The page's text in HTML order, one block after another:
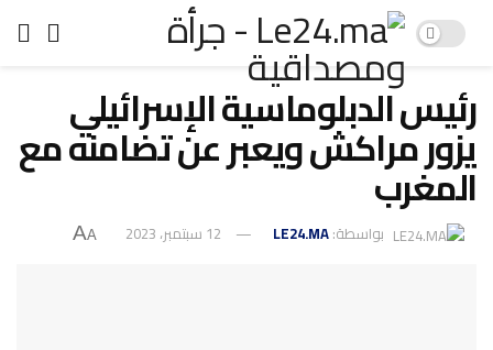
رئيس الدبلوماسية الإسرائيلي
يزور مراكش ويعبر عن تضامنه مع
المغرب
بواسطة:LE24.MA 12 سبتمبر، 2023 A
A